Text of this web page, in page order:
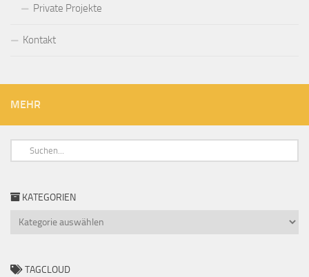
Private Projekte
Kontakt
MEHR
KATEGORIEN
TAGCLOUD